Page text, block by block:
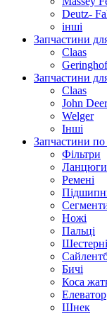
Deutz-
інші
Запчастини
Claas
Запчастини
Claas
John
Welger
Інші
Запчастини
Фільтри
Ланцюги
Ремені
Ножі
Пальці
Шестерні
Бичі
Коса
Елеватор
Шнек